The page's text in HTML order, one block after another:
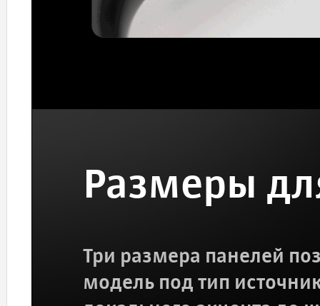
Размеры
Три размера панелей
модель под тип